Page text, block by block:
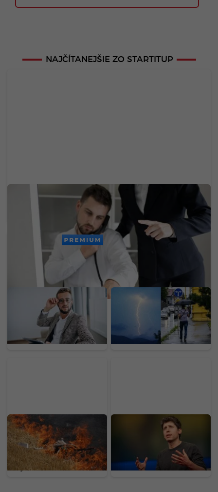
NAJČÍTANEJŠIE ZO STARTITUP
Jedna z najväčších slovenských bánk dnes mala
problémy. Výpadok zasiahol platby a ďalšie
PREMIUM
Odložil som si 70 % mzdy
a investoval 1 900 eur.
Experiment ukázal, čo
návody na bohatstvo
nespomínajú
Koniec pekelných
horúčav na Slovensku:
Teploty spadnú aj o viac
ako 10 stupňov,
meteorológovia vydali
varovania
Rusko hlási doteraz
najmasívnejší útok:
Obrana zostrelila vyše
600 dronov, plamene
zachvátili jednu z
najväčších rafinérií
Altman s majetkom 2,9
miliardy eur: „Sme v
singularite.“ Radí, na čom
teraz začať pracovať, ak
chceš uspieť